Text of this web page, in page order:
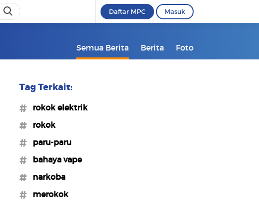
Daftar MPC Masuk
Semua Berita Berita Foto
Tag Terkait:
#rokok elektrik
#rokok
#paru-paru
#bahaya vape
#narkoba
#merokok